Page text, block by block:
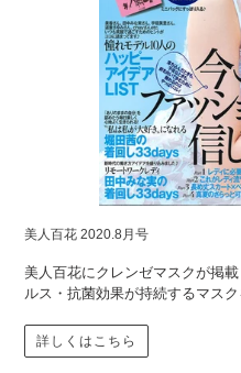
美人百花 2020.8月号
美人百花にクレンゼマスクが掲
ルス・抗菌効果が持続するマスク
詳しくはこちら